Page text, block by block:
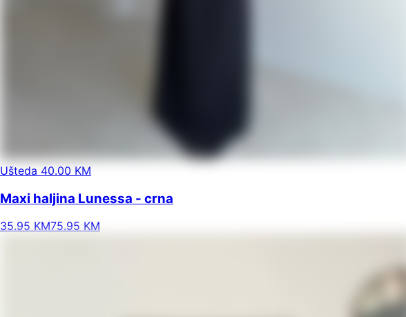
Ušteda 40.00 KM
Maxi haljina Lunessa - crna
35.95 KM75.95 KM